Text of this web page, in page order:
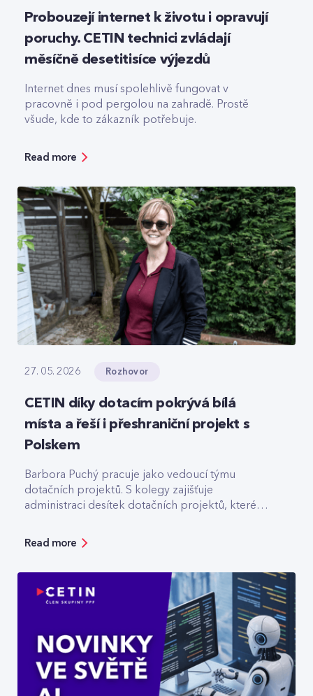
Probouzejí internet k životu i opravují
poruchy. CETIN technici zvládají
měsíčně desetitisíce výjezdů
Internet dnes musí spolehlivě fungovat v
pracovně i pod pergolou na zahradě. Prostě
všude, kde to zákazník potřebuje.
Read more
27. 05. 2026 Rozhovor
CETIN díky dotacím pokrývá bílá
místa a řeší i přeshraniční projekt s
Polskem
Barbora Puchý pracuje jako vedoucí týmu
dotačních projektů. S kolegy zajišťuje
administraci desítek dotačních projektů, které
lokalitách.
Read more